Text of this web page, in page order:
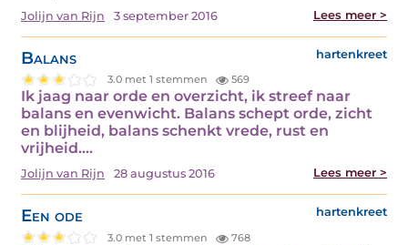
Jolijn van Rijn 3 september 2016 Lees meer >
Balans hartenkreet
3.0 met 1 stemmen 569
Ik jaag naar orde en overzicht, ik streef naar
balans en evenwicht. Balans schept orde, zicht
en blijheid, balans schenkt vrede, rust en
vrijheid.…
Jolijn van Rijn 28 augustus 2016 Lees meer >
Een ode hartenkreet
3.0 met 1 stemmen 768